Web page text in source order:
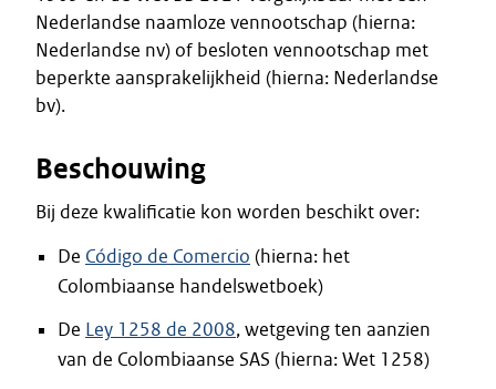
Nederlandse naamloze vennootschap (hierna:
Nederlandse nv) of besloten vennootschap met
beperkte aansprakelijkheid (hierna: Nederlandse
bv).
Beschouwing
Bij deze kwalificatie kon worden beschikt over:
De Código de Comercio (hierna: het
Colombiaanse handelswetboek)
De Ley 1258 de 2008, wetgeving ten aanzien
van de Colombiaanse SAS (hierna: Wet 1258)